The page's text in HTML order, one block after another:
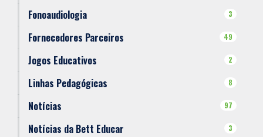
Fonoaudiologia 3
Fornecedores Parceiros 49
Jogos Educativos 2
Linhas Pedagógicas 8
Notícias 97
Notícias da Bett Educar 3